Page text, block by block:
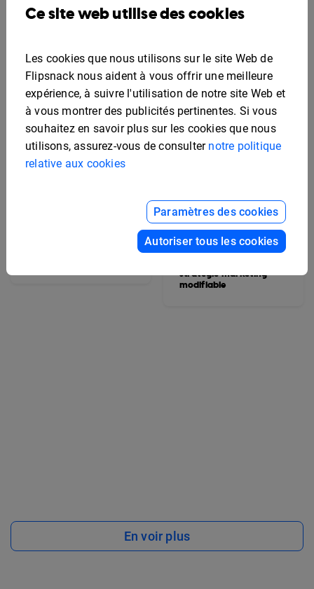
primaire coloré
promotion moderne
stratégie marketing
modifiable
En voir plus
Ce site web utilise des cookies
Les cookies que nous utilisons sur le site Web de
Flipsnack nous aident à vous offrir une meilleure
expérience, à suivre l'utilisation de notre site Web et
à vous montrer des publicités pertinentes. Si vous
souhaitez en savoir plus sur les cookies que nous
utilisons, assurez-vous de consulter notre politique
relative aux cookies
Paramètres des cookies
Autoriser tous les cookies